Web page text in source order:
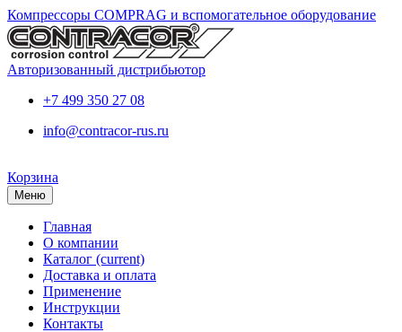
Компрессоры COMPRAG и вспомогательное оборудование
Авторизованный дистрибьютор
+7 499 350 27 08
info@contracor-rus.ru
Корзина
Меню
Главная
О компании
Каталог (current)
Доставка и оплата
Применение
Инструкции
Контакты